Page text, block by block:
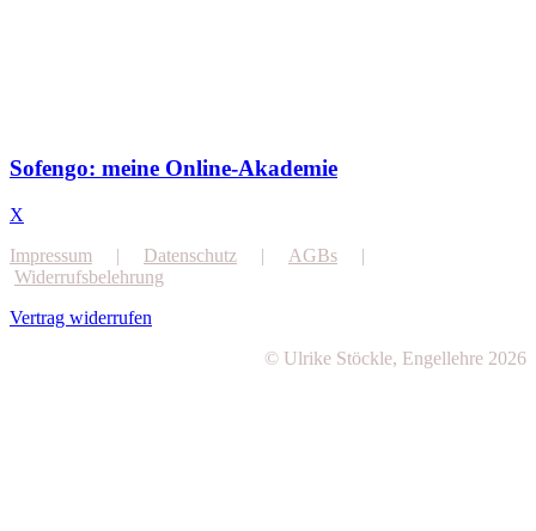
Sofengo: meine Online-Akademie
X
Impressum | Datenschutz | AGBs |
Widerrufsbelehrung
Vertrag widerrufen
© Ulrike Stöckle, Engellehre 2026